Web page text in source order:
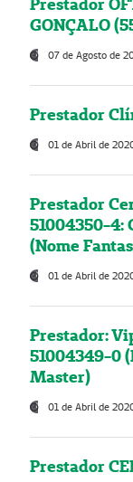
GONÇALO
07 de Agosto de
Prestador
01 de Abril de
Prestador
51004350-4:
(Nome
01 de Abril de
Prestador:
51004349-0
Master)
01 de Abril de
Prestador